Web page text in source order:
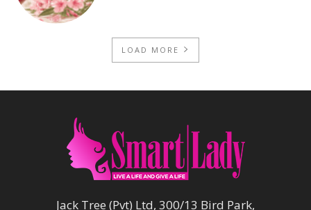
LOAD MORE
Jack Tree (Pvt) Ltd, 300/13 Bird Park,